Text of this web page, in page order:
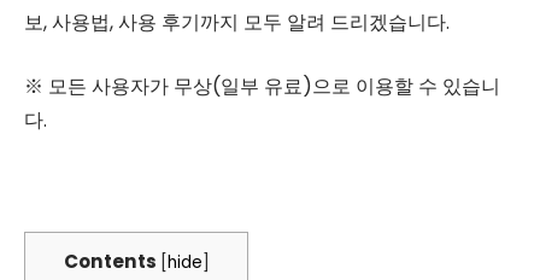
보, 사용법, 사용 후기까지 모두 알려 드리겠습니다.
※ 모든 사용자가 무상(일부 유료)으로 이용할 수 있습니
다.
Contents hide